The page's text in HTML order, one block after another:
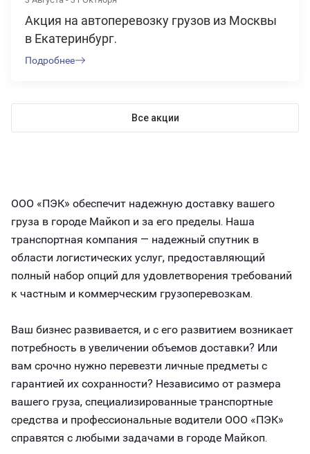
Акция на автоперевозку грузов из Москвы
в Екатеринбург.
Подробнее
Все акции
ООО «ПЭК» обеспечит надежную доставку вашего
груза в городе Майкоп и за его пределы. Наша
транспортная компания — надежный спутник в
области логистических услуг, предоставляющий
полный набор опций для удовлетворения требований
к частным и коммерческим грузоперевозкам.
Ваш бизнес развивается, и с его развитием возникает
потребность в увеличении объемов доставки? Или
вам срочно нужно перевезти личные предметы с
гарантией их сохранности? Независимо от размера
вашего груза, специализированные транспортные
средства и профессиональные водители ООО «ПЭК»
справятся с любыми задачами в городе Майкоп.